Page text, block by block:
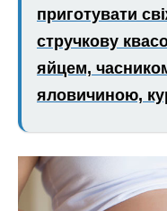
приготувати
стручкову
яйцем,
яловичиною,